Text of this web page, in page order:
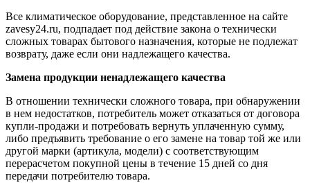
Все климатическое оборудование, представленное на сайте
zavesy24.ru, подпадает под действие закона о технически
сложных товарах бытового назначения, которые не подлежат
возврату, даже если они надлежащего качества.
Замена продукции ненадлежащего качества
В отношении технически сложного товара, при обнаружении
в нем недостатков, потребитель может отказаться от договора
купли-продажи и потребовать вернуть уплаченную сумму,
либо предъявить требование о его замене на товар той же или
другой марки (артикула, модели) с соответствующим
перерасчетом покупной цены в течение 15 дней со дня
передачи потребителю товара.